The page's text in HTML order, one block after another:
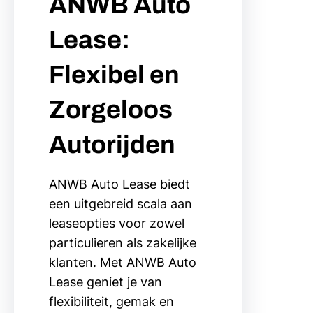
Lease:
Flexibel en
Zorgeloos
Autorijden
ANWB Auto Lease biedt
een uitgebreid scala aan
leaseopties voor zowel
particulieren als zakelijke
klanten. Met ANWB Auto
Lease geniet je van
flexibiliteit, gemak en